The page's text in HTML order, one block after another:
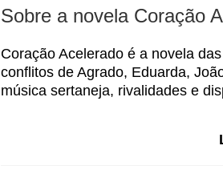
Sobre a novela Coração
Coração Acelerado é a novela
conflitos de Agrado, Eduarda,
música sertaneja, rivalidades e